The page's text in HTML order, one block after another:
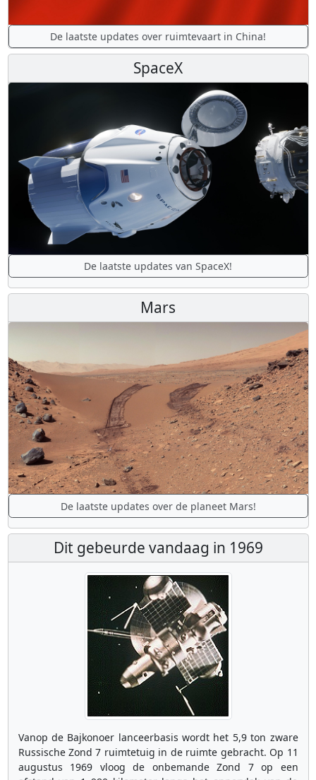
De laatste updates over ruimtevaart in China!
SpaceX
De laatste updates van SpaceX!
Mars
De laatste updates over de planeet Mars!
Dit gebeurde vandaag in 1969
Vanop de Bajkonoer lanceerbasis wordt het 5,9 ton zware
Russische Zond 7 ruimtetuig in de ruimte gebracht. Op 11
augustus 1969 vloog de onbemande Zond 7 op een